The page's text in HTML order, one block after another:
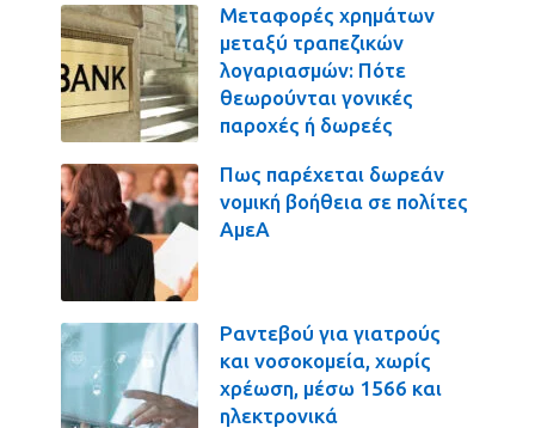
Μεταφορές χρημάτων
μεταξύ τραπεζικών
λογαριασμών: Πότε
θεωρούνται γονικές
παροχές ή δωρεές
Πως παρέχεται δωρεάν
νομική βοήθεια σε πολίτες
ΑμεΑ
Ραντεβού για γιατρούς
και νοσοκομεία, χωρίς
χρέωση, μέσω 1566 και
ηλεκτρονικά